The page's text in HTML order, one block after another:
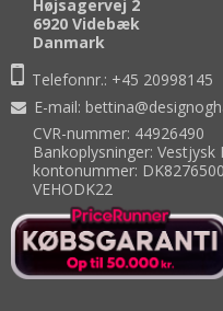
Højsagervej 2
6920 Videbæk
Danmark
Telefonnr.: +45 20998145
E-mail:
CVR-nummer: 44926490
Bankoplysninger:
kontonummer:
VEHODK22